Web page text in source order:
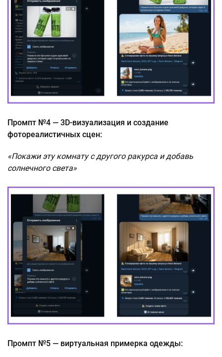
Промпт №4 — 3D-визуализация и создание
фотореалистичных сцен:
«Покажи эту комнату с другого ракурса и добавь
солнечного света»
Промпт №5 — виртуальная примерка одежды: